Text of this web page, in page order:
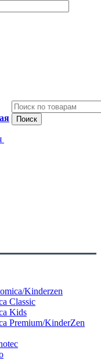
Kinderzen
Classic
Kids
Premium/KinderZen